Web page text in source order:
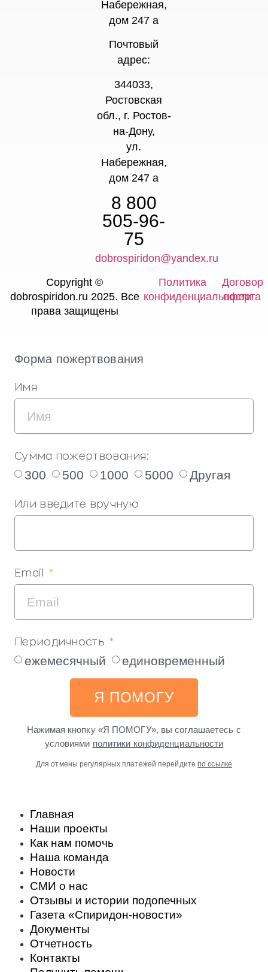
Набережная,
дом 247 а
Почтовый
адрес:
344033,
Ростовская
обл., г. Ростов-
на-Дону,
ул.
Набережная,
дом 247 а
8 800
505-96-
75
dobrospiridon@yandex.ru
Copyright ©
dobrospiridon.ru 2025. Все
права защищены
Политика
конфиденциальности
Договор
оферта
Форма пожертвования
Имя
Сумма пожертвования:
300 500 1000 5000 Другая
Или введите вручную
Email
Периодичность
ежемесячный единовременный
Я ПОМОГУ
Нажимая кнопку «Я ПОМОГУ», вы соглашаетесь с
условиями политики конфиденциальности
Для отмены регулярных платежей перейдитепо ссылке
Главная
Наши проекты
Как нам помочь
Наша команда
Новости
СМИ о нас
Отзывы и истории подопечных
Газета «Спиридон-новости»
Документы
Отчетность
Контакты